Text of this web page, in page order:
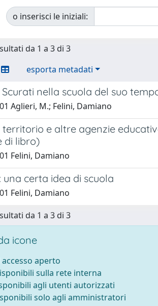
o inserisci le iniziali:
da 1 a 3 di 3
esporta metadati
Scurati nella scuola del suo
Aglieri, M.; Felini, Damiano
territorio e altre agenzie
di libro)
Felini, Damiano
una certa idea di scuola
Felini, Damiano
da 1 a 3 di 3
icone
aperto
sulla rete interna
agli utenti autorizzati
solo agli amministratori